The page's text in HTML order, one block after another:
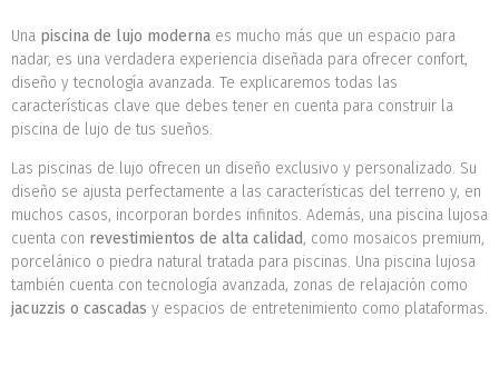
Una piscina de lujo moderna es mucho más que un espacio para
nadar, es una verdadera experiencia diseñada para ofrecer confort,
diseño y tecnología avanzada. Te explicaremos todas las
características clave que debes tener en cuenta para construir la
piscina de lujo de tus sueños.
Las piscinas de lujo ofrecen un diseño exclusivo y personalizado. Su
diseño se ajusta perfectamente a las características del terreno y, en
muchos casos, incorporan bordes infinitos. Además, una piscina lujosa
cuenta con revestimientos de alta calidad, como mosaicos premium,
porcelánico o piedra natural tratada para piscinas. Una piscina lujosa
también cuenta con tecnología avanzada, zonas de relajación como
jacuzzis o cascadas y espacios de entretenimiento como plataformas.